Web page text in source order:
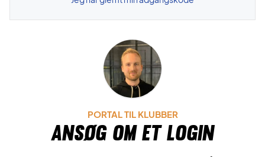
PORTAL TIL KLUBBER
Ansøg om et login